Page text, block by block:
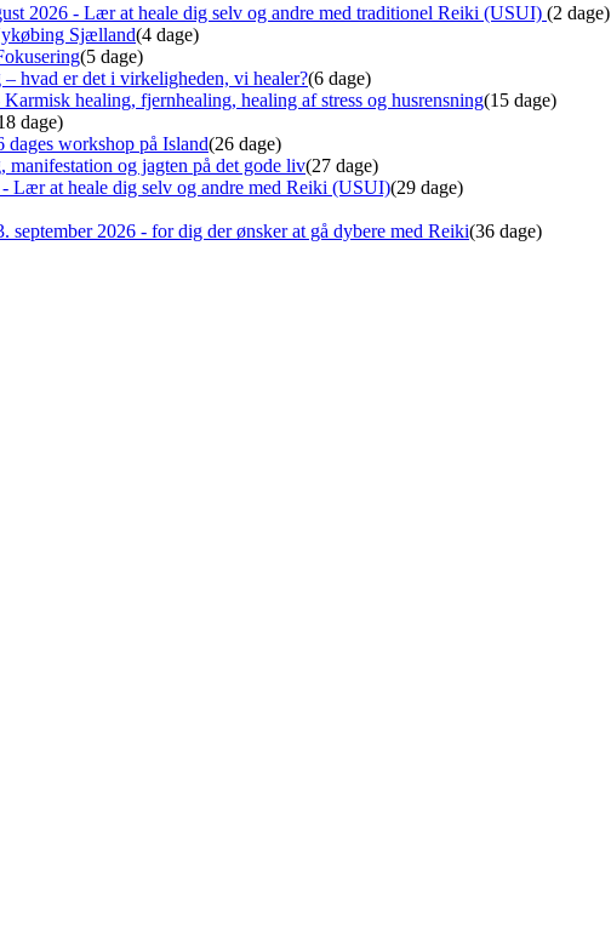
2026 - Lær at heale dig selv og andre med traditionel Reiki (USUI) (2 dage)
Sjælland(4 dage)
(5 dage)
hvad er det i virkeligheden, vi healer?(6 dage)
healing, fjernhealing, healing af stress og husrensning(15 dage)
dage)
dages workshop på Island(26 dage)
og jagten på det gode liv(27 dage)
Lær at heale dig selv og andre med Reiki (USUI)(29 dage)
september 2026 - for dig der ønsker at gå dybere med Reiki(36 dage)